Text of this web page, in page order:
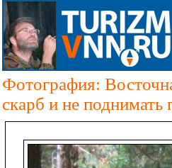
Фотография:
скарб и не поднимать